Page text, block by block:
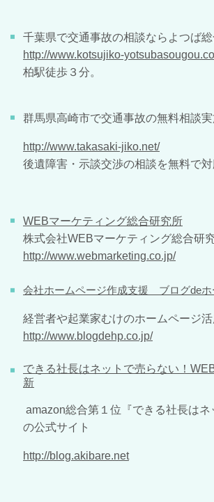
千葉県で交通事故の相談ならよつば
http://www.kotsujiko-
柏駅徒歩３分。
群馬県高崎市で交通事故の無料相談実
http://www.takasaki-jiko.net/
後遺障害・示談交渉の相談を無料で対
WEBマーケティング総合研究所
株式会社WEBマーケティング総合研
http://www.webmarketing.co.jp/
会社ホームページ作成支援 ブログdeホ
経営者や起業家むけのホームページ活
http://www.blogdehp.co.jp/
できる社長はネットで売らない！
新
amazon総合第１位『できる社長はネ
の公式サイト
http://blog.akibare.net